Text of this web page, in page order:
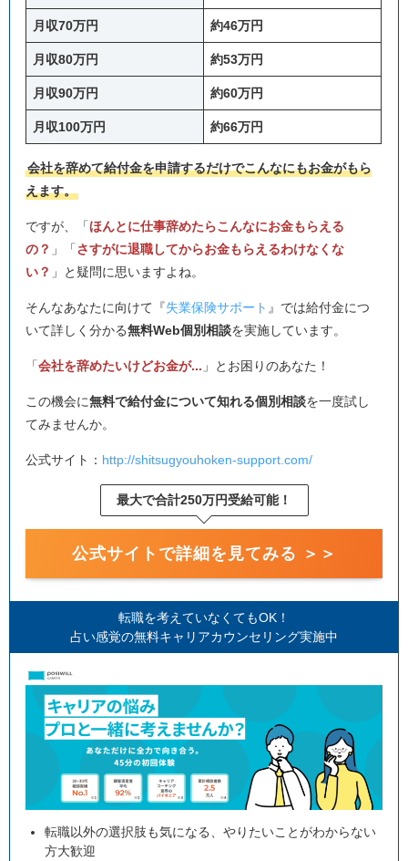
月収70万円 約46万円
月収80万円 約53万円
月収90万円 約60万円
月収100万円 約66万円
会社を辞めて給付金を申請するだけでこんなにもお金がもら
えます。
ですが、「ほんとに仕事辞めたらこんなにお金もらえる
の？ 」「さすがに退職してからお金もらえるわけなくな
い？ 」と疑問に思いますよね。
そんなあなたに向けて『失業保険サポート 』では給付金につ
いて詳しく分かる無料Web個別相談を実施しています。
「会社を辞めたいけどお金が... 」とお困りのあなた！
この機会に無料で給付金について知れる個別相談を一度試し
てみませんか。
公式サイト： http://shitsugyouhoken-support.com/
最大で合計250万円受給可能！
公式サイトで詳細を見てみる ＞＞
転職を考えていなくてもOK！
占い感覚の無料キャリアカウンセリング実施中
転職以外の選択肢も気になる、やりたいことがわからない
方大歓迎